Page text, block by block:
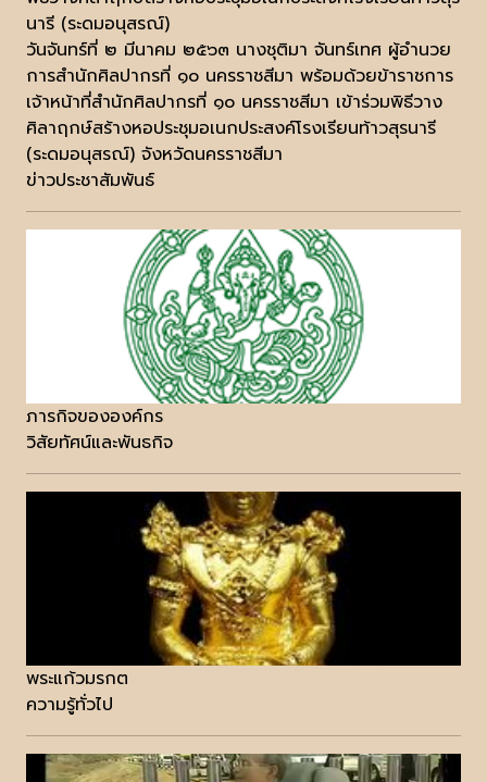
นารี (ระดมอนุสรณ์)
วันจันทร์ที่ ๒ มีนาคม ๒๕๖๓ นางชุติมา จันทร์เทศ ผู้อำนวย
การสำนักศิลปากรที่ ๑๐ นครราชสีมา พร้อมด้วยข้าราชการ
เจ้าหน้าที่สำนักศิลปากรที่ ๑๐ นครราชสีมา เข้าร่วมพิธีวาง
ศิลาฤกษ์สร้างหอประชุมอเนกประสงค์โรงเรียนท้าวสุรนารี
(ระดมอนุสรณ์) จังหวัดนครราชสีมา
ข่าวประชาสัมพันธ์
ภารกิจขององค์กร
วิสัยทัศน์และพันธกิจ
พระแก้วมรกต
ความรู้ทั่วไป